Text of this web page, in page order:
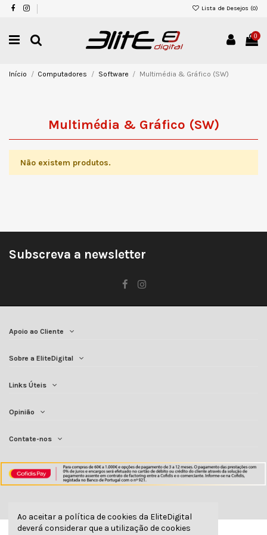
Lista de Desejos (0)
0
Início Computadores Software Multimédia & Gráfico (SW)
Multimédia & Gráfico (SW)
Não existem produtos.
Subscreva a newsletter
Apoio ao Cliente
Sobre a EliteDigital
Links Úteis
Opinião
Contate-nos
Ao aceitar a política de cookies da EliteDigital
deverá considerar que a utilização de cookies